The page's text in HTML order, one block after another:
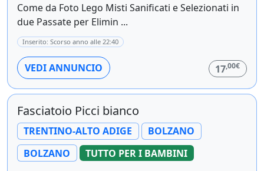
Come da Foto Lego Misti Sanificati e Selezionati in
due Passate per Elimin ...
Inserito: Scorso anno alle 22:40
VEDI ANNUNCIO 17,00€
Fasciatoio Picci bianco
TRENTINO-ALTO ADIGE
BOLZANO
BOLZANO
TUTTO PER I BAMBINI